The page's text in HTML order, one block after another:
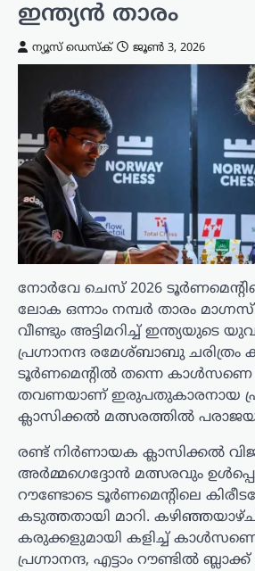
ഇന്ത്യൻ താരം
ന്യൂസ് ഡെസ്ക് ജൂൺ 3, 2026
നോർവേ ചെസ് 2026
ലോക ഒന്നാം നമ്പർ താരം
വീണ്ടും അട്ടിമറിച്ച് ഇന്ത്യയുടെ
പ്രഗ്നാനന്ദ രമേശ്ബാബു ചരിത്രം
ടൂർണമെന്റിൽ തന്നെ കാൾസണെ
തവണയാണ് ഇരുപതുകാരനായ
ക്ലാസിക്കൽ മത്സരത്തിൽ
രണ്ട് നിർണായക ക്ലാസിക്കൽ
അർമ്മഗെദ്ദോൻ മത്സരവും
റൗണ്ടോടെ ടൂർണമെന്റിലെ
കടുത്തതായി മാറി.
കരുക്കളുമായി കളിച്ച് കാൾസണെ
പ്രഗ്നാനന്ദ, എട്ടാം റൗണ്ടിൽ